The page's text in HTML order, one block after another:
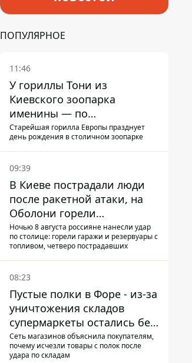
ПОПУЛЯРНОЕ
11:46
У гориллы Тони из
Киевского зоопарка
именины — по
человеческим меркам ему
уже больше 90 лет
Старейшая горилла Европы празднует
день рождения в столичном зоопарке
09:39
В Киеве пострадали люди
после ракетной атаки, на
Оболони горели
резервуары с топливом
Ночью 8 августа россияне нанесли удар
по столице: горели гаражи и резервуары с
топливом, четверо пострадавших
08:23
Пустые полки в Форе - из-за
уничтожения складов
супермаркеты остались без
ассортимента
Сеть магазинов объяснила покупателям,
почему исчезли товары с полок после
удара по складам